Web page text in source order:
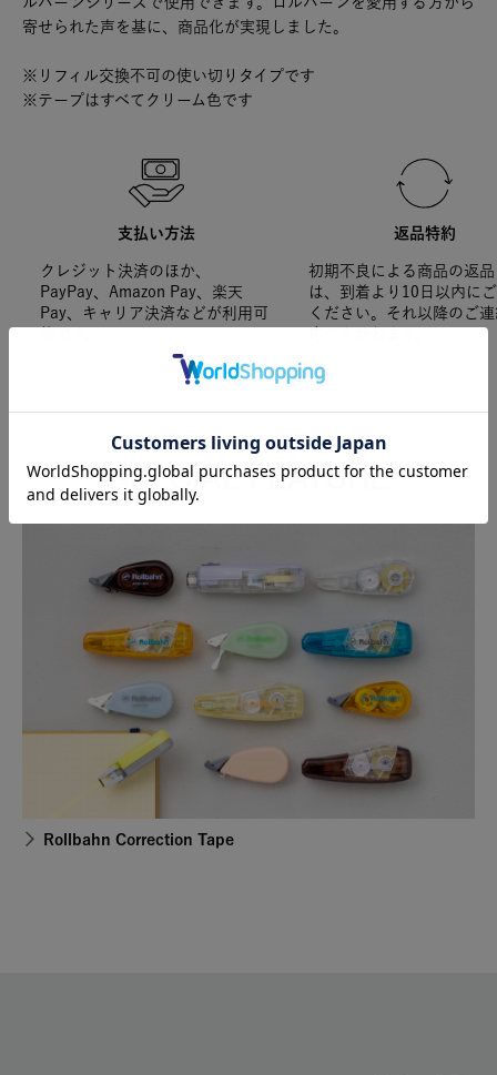
寄せられた声を基に、商品化が実現しました。
※リフィル交換不可の使い切りタイプです
※テープはすべてクリーム色です
支払い方法
クレジット決済のほか、
PayPay、Amazon Pay、楽天
Pay、キャリア決済などが利用可
返品特約
初期不良による商品の返
は、到着より10日以内に
ください。それ以降のご
SPECIAL FEATURE
Rollbahn Correction Tape